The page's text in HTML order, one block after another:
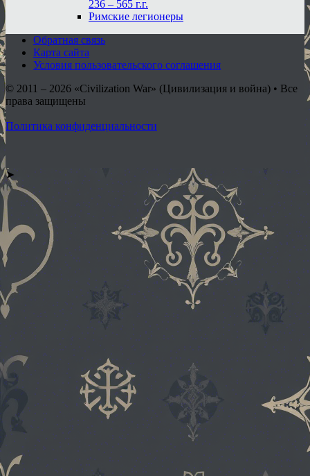
236 – 565 г.г.
Римские легионеры
Обратная связь
Карта сайта
Условия пользовательского соглашения
© 2011 – 2026 «Civilization War» (Цивилизация и война) • Все
права защищены
Политика конфиденциальности
➤